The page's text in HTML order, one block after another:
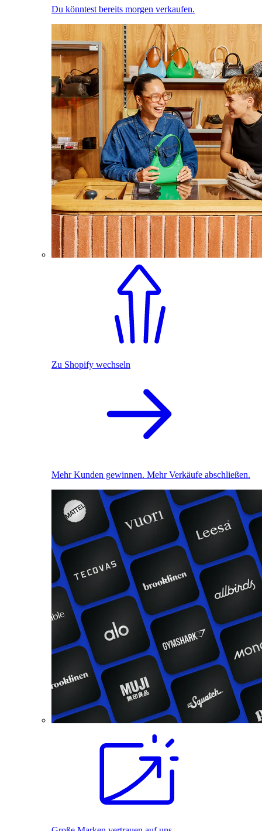
Du könntest bereits morgen verkaufen.
Zu Shopify wechseln
Mehr Kunden gewinnen. Mehr Verkäufe abschließen.